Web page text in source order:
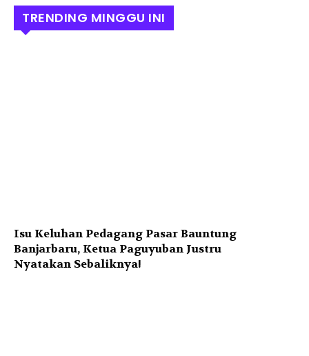
TRENDING MINGGU INI
Isu Keluhan Pedagang Pasar Bauntung
Banjarbaru, Ketua Paguyuban Justru
Nyatakan Sebaliknya!